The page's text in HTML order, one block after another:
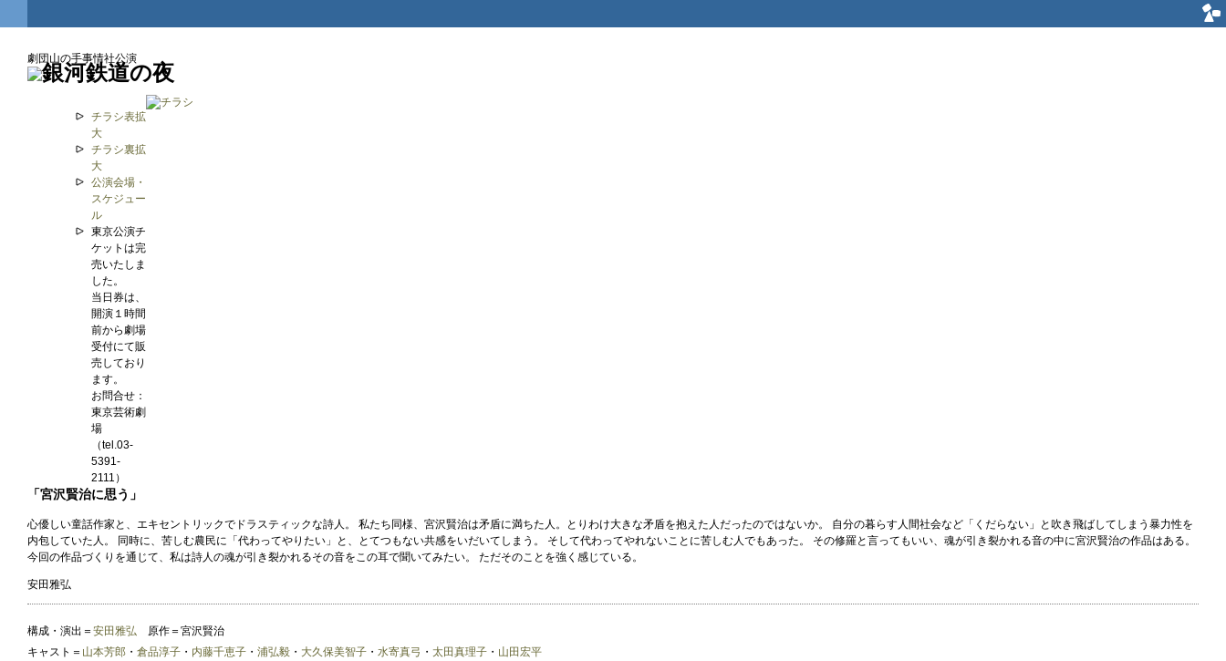
劇団山の手事情社公演
チラシ表拡
大
チラシ裏拡
大
公演会場・
スケジュー
ル
東京公演チ
ケットは完
売いたしま
した。
当日券は、
開演１時間
前から劇場
受付にて販
売しており
ます。
お問合せ：
東京芸術劇
場
（tel.03-
5391-
2111）
「宮沢賢治に思う」
心優しい童話作家と、エキセントリックでドラスティックな詩人。 私たち同様、宮沢賢治は矛盾に満ちた人。とりわけ大きな矛盾を抱えた人だったのではないか。 自分の暮らす人間社会など「くだらない」と吹き飛ばしてしまう暴力性を
内包していた人。 同時に、苦しむ農民に「代わってやりたい」と、とてつもない共感をいだいてしまう。 そして代わってやれないことに苦しむ人でもあった。 その修羅と言ってもいい、魂が引き裂かれる音の中に宮沢賢治の作品はある。
今回の作品づくりを通じて、私は詩人の魂が引き裂かれるその音をこの耳で聞いてみたい。 ただそのことを強く感じている。
安田雅弘
構成・演出＝ 安田雅弘 原作＝宮沢賢治
キャスト＝ 山本芳郎 ・ 倉品淳子 ・ 内藤千恵子 ・ 浦弘毅 ・ 大久保美智子 ・ 水寄真弓 ・ 太田真理子 ・ 山田宏平